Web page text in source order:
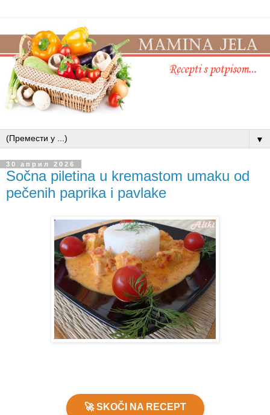
▼
30 април 2026
Sočna piletina u kremastom umaku od
pečenih paprika i pavlake
🚀 SKOČI NA RECEPT